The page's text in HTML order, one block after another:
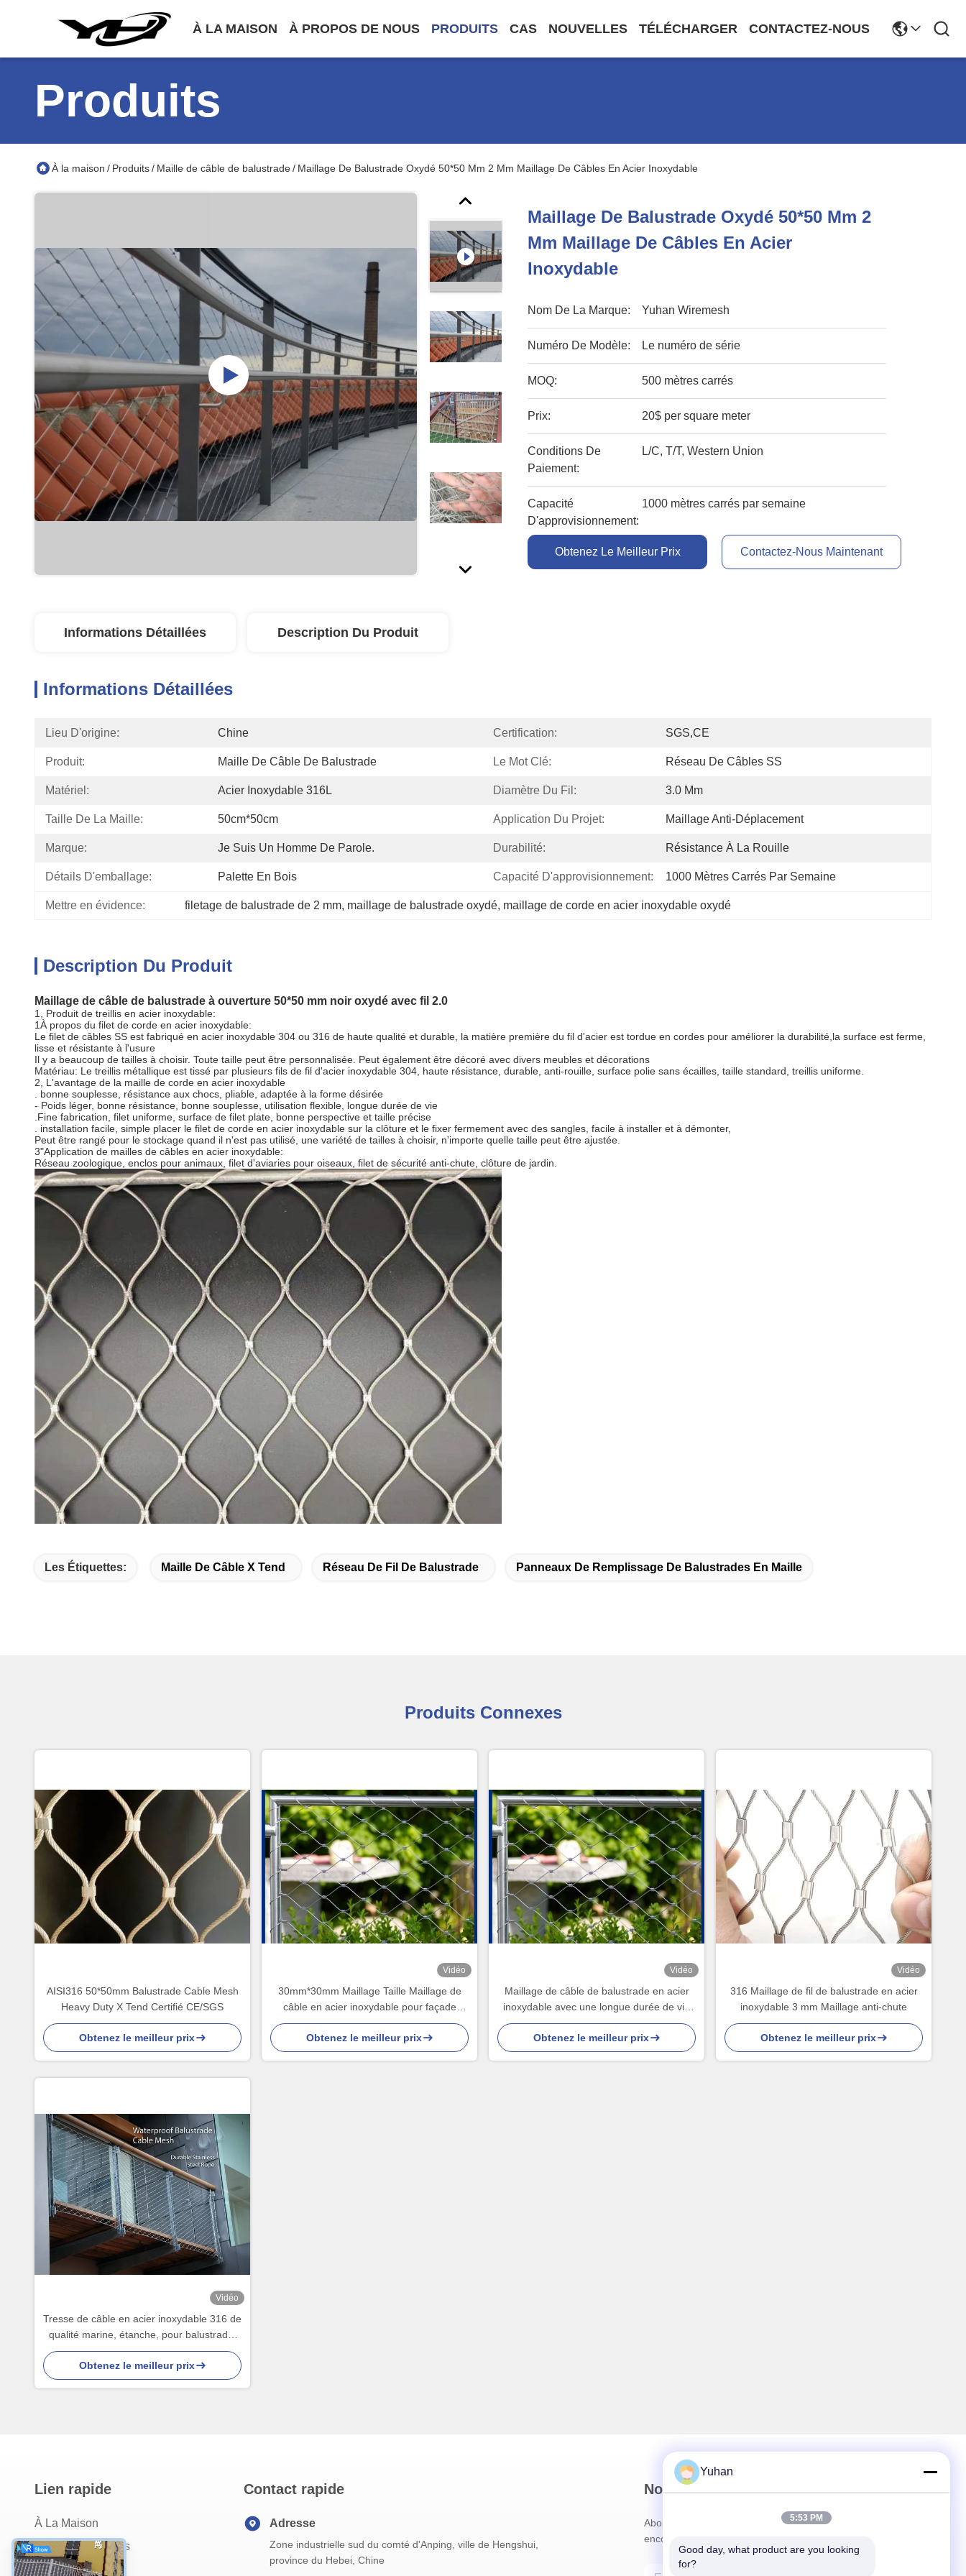
À LA MAISON À PROPOS DE NOUS PRODUITS CAS NOUVELLES TÉLÉCHARGER CONTACTEZ-NOUS
Produits
À la maison / Produits/ Maille de câble de balustrade/ Maillage De Balustrade Oxydé 50*50 Mm 2 Mm Maillage De Câbles En Acier Inoxydable
Maillage De Balustrade Oxydé 50*50 Mm 2
Mm Maillage De Câbles En Acier
Inoxydable
Nom De La Marque: Yuhan Wiremesh
Numéro De Modèle: Le numéro de série
MOQ: 500 mètres carrés
Prix: 20$ per square meter
Conditions De
Paiement:
L/C, T/T, Western Union
Capacité
D'approvisionnement:
1000 mètres carrés par semaine
Obtenez Le Meilleur Prix Contactez-Nous Maintenant
Informations Détaillées Description Du Produit
Informations Détaillées
Lieu D'origine: Chine Certification: SGS,CE
Produit: Maille De Câble De Balustrade Le Mot Clé: Réseau De Câbles SS
Matériel: Acier Inoxydable 316L Diamètre Du Fil: 3.0 Mm
Taille De La Maille: 50cm*50cm Application Du Projet: Maillage Anti-Déplacement
Marque: Je Suis Un Homme De Parole. Durabilité: Résistance À La Rouille
Détails D'emballage: Palette En Bois Capacité D'approvisionnement: 1000 Mètres Carrés Par Semaine
Mettre en évidence: filetage de balustrade de 2 mm, maillage de balustrade oxydé, maillage de corde en acier inoxydable oxydé
Description Du Produit
Maillage de câble de balustrade à ouverture 50*50 mm noir oxydé avec fil 2.0
1, Produit de treillis en acier inoxydable:
1À propos du filet de corde en acier inoxydable:
Le filet de câbles SS est fabriqué en acier inoxydable 304 ou 316 de haute qualité et durable, la matière première du fil d'acier est tordue en cordes pour améliorer la durabilité,la surface est ferme,
lisse et résistante à l'usure
Il y a beaucoup de tailles à choisir. Toute taille peut être personnalisée. Peut également être décoré avec divers meubles et décorations
Matériau: Le treillis métallique est tissé par plusieurs fils de fil d'acier inoxydable 304, haute résistance, durable, anti-rouille, surface polie sans écailles, taille standard, treillis uniforme.
2, L'avantage de la maille de corde en acier inoxydable
. bonne souplesse, résistance aux chocs, pliable, adaptée à la forme désirée
- Poids léger, bonne résistance, bonne souplesse, utilisation flexible, longue durée de vie
.Fine fabrication, filet uniforme, surface de filet plate, bonne perspective et taille précise
. installation facile, simple placer le filet de corde en acier inoxydable sur la clôture et le fixer fermement avec des sangles, facile à installer et à démonter,
Peut être rangé pour le stockage quand il n'est pas utilisé, une variété de tailles à choisir, n'importe quelle taille peut être ajustée.
3"Application de mailles de câbles en acier inoxydable:
Réseau zoologique, enclos pour animaux, filet d'aviaries pour oiseaux, filet de sécurité anti-chute, clôture de jardin.
Les Étiquettes: Maille De Câble X Tend Réseau De Fil De Balustrade Panneaux De Remplissage De Balustrades En Maille
Produits Connexes
AISI316 50*50mm Balustrade Cable Mesh
Heavy Duty X Tend Certifié CE/SGS
Obtenez le meilleur prix
Vidéo
30mm*30mm Maillage Taille Maillage de
câble en acier inoxydable pour façade
architecturale et garde-corps
Obtenez le meilleur prix
Vidéo
Maillage de câble de balustrade en acier
inoxydable avec une longue durée de vie
pour la construction et la décoration du
jardin
Obtenez le meilleur prix
Vidéo
316 Maillage de fil de balustrade en acier
inoxydable 3 mm Maillage anti-chute
Obtenez le meilleur prix
Vidéo
Tresse de câble en acier inoxydable 316 de
qualité marine, étanche, pour balustrade,
maille de câble avec ouverture de 100 mm
x 100 mm pour la protection de balcon
Obtenez le meilleur prix
Lien rapide
À La Maison
À Propos De Nous
Produits
Contact rapide
Adresse
Zone industrielle sud du comté d'Anping, ville de Hengshui,
province du Hebei, Chine
Notre newsletter
Abonnez-vous à notre newsletter pour des réductions et plus
encore.
Yuhan
5:53 PM
Good day, what product are you looking
for?